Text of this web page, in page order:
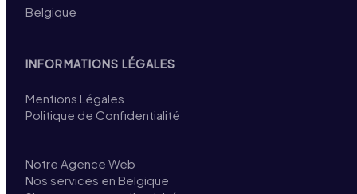
Belgique
INFORMATIONS LÉGALES
Mentions Légales
Politique de Confidentialité
Notre Agence Web
Nos services en Belgique